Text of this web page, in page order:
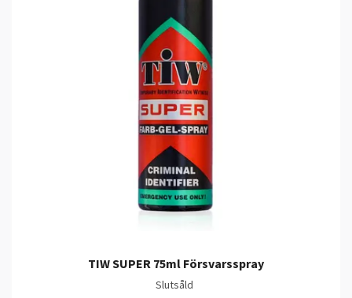
TIW SUPER 75ml Försvarsspray
Slutsåld